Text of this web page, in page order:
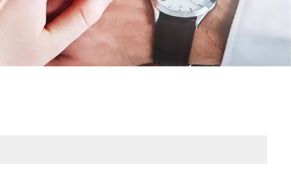
العربية